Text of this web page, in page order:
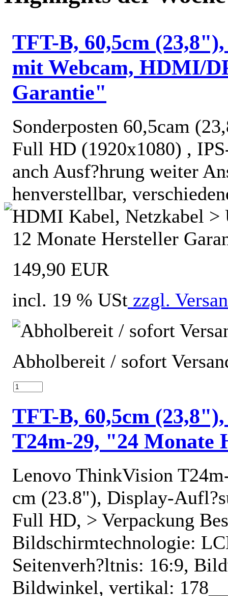
TFT-B, 60,5cm
mit Webcam, HDMI/
Garantie"
Sonderposten 60,5cam
Full HD (1920x1080) ,
anch Ausf?hrung weiter
henverstellbar,
HDMI Kabel, Netzkabel >
12 Monate Hersteller
149,90 EUR
incl. 19 % USt zzgl.
Abholbereit / sofort
TFT-B, 60,5cm
T24m-29, "24 Monate
Lenovo ThinkVision
cm (23.8"), Display-
Full HD, > Verpackung
Bildschirmtechnologie:
Seitenverh?ltnis: 16:9,
Bildwinkel, vertikal: